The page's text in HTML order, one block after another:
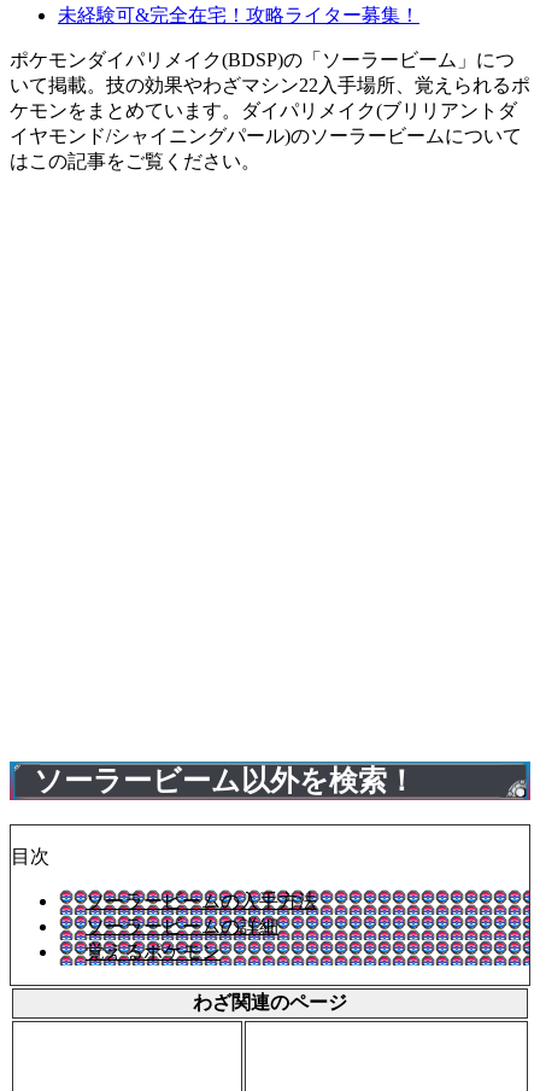
未経験可&完全在宅！攻略ライター募集！
ポケモンダイパリメイク(BDSP)の「ソーラービーム」につ
いて掲載。技の効果やわざマシン22入手場所、覚えられるポ
ケモンをまとめています。ダイパリメイク(ブリリアントダ
イヤモンド/シャイニングパール)のソーラービームについて
はこの記事をご覧ください。
ソーラービーム以外を検索！
目次
ソーラービームの入手方法
ソーラービームの詳細
覚えるポケモン
わざ関連のページ